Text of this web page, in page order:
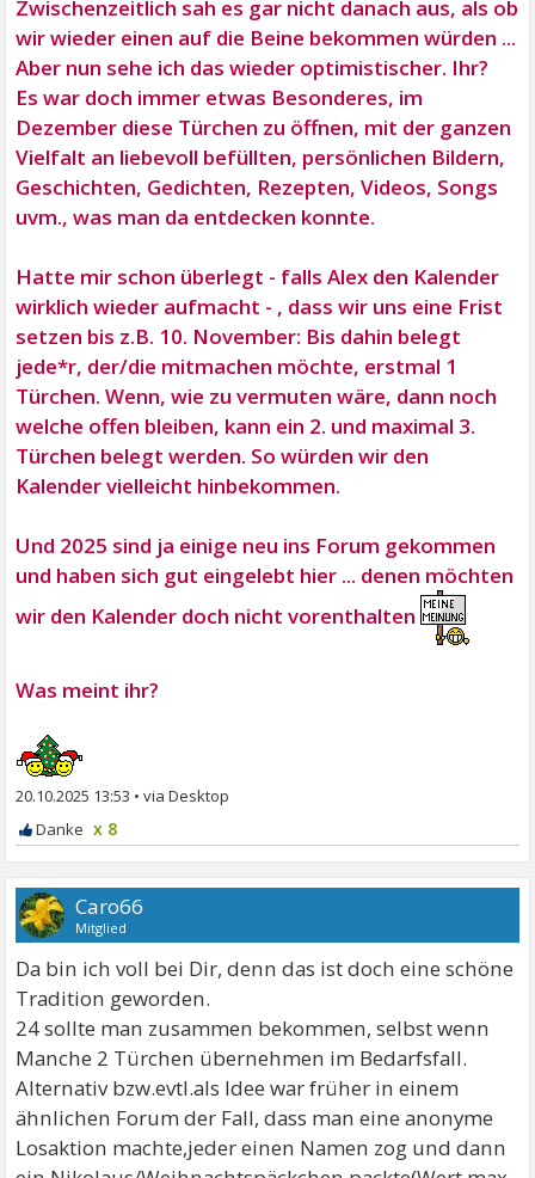
Zwischenzeitlich sah es gar nicht danach aus, als ob
wir wieder einen auf die Beine bekommen würden ...
Aber nun sehe ich das wieder optimistischer. Ihr?
Es war doch immer etwas Besonderes, im
Dezember diese Türchen zu öffnen, mit der ganzen
Vielfalt an liebevoll befüllten, persönlichen Bildern,
Geschichten, Gedichten, Rezepten, Videos, Songs
uvm., was man da entdecken konnte.
Hatte mir schon überlegt - falls Alex den Kalender
wirklich wieder aufmacht - , dass wir uns eine Frist
setzen bis z.B. 10. November: Bis dahin belegt
jede*r, der/die mitmachen möchte, erstmal 1
Türchen. Wenn, wie zu vermuten wäre, dann noch
welche offen bleiben, kann ein 2. und maximal 3.
Türchen belegt werden. So würden wir den
Kalender vielleicht hinbekommen.
Und 2025 sind ja einige neu ins Forum gekommen
und haben sich gut eingelebt hier ... denen möchten
wir den Kalender doch nicht vorenthalten
Was meint ihr?
20.10.2025 13:53 •
x 8
Caro66
Mitglied
Da bin ich voll bei Dir, denn das ist doch eine schöne
Tradition geworden.
24 sollte man zusammen bekommen, selbst wenn
Manche 2 Türchen übernehmen im Bedarfsfall.
Alternativ bzw.evtl.als Idee war früher in einem
ähnlichen Forum der Fall, dass man eine anonyme
Losaktion machte,jeder einen Namen zog und dann